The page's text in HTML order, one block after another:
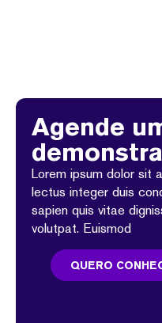
Agende
Lorem ipsum dolor sit
lectus integer duis
sapien quis vitae
volutpat. Euismod
QUERO